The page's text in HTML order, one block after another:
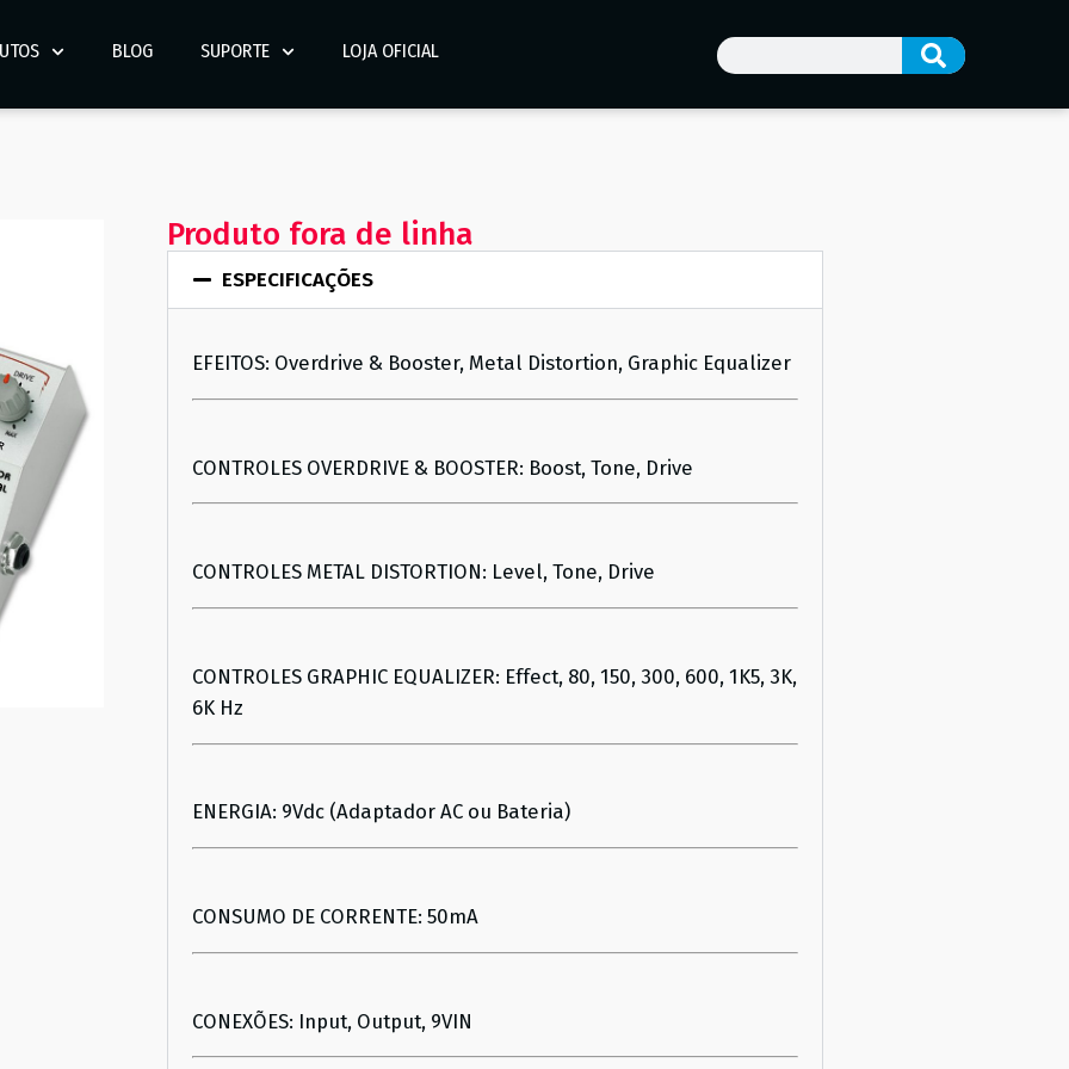
BLOG SUPORTE LOJA OFICIAL
Produto fora de linha
ESPECIFICAÇÕES
EFEITOS: Overdrive & Booster, Metal Distortion, Graphic Equalizer
CONTROLES OVERDRIVE & BOOSTER: Boost, Tone, Drive
CONTROLES METAL DISTORTION: Level, Tone, Drive
CONTROLES GRAPHIC EQUALIZER: Effect, 80, 150, 300, 600, 1K5, 3K,
6K Hz
ENERGIA: 9Vdc (Adaptador AC ou Bateria)
CONSUMO DE CORRENTE: 50mA
CONEXÕES: Input, Output, 9VIN